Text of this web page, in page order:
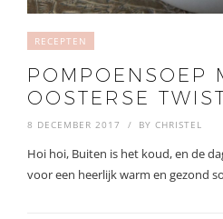
RECEPTEN
POMPOENSOEP
OOSTERSE
8 DECEMBER 2017 BY CHRISTEL
Hoi hoi, Buiten is het koud, en de
voor een heerlijk warm en gezond